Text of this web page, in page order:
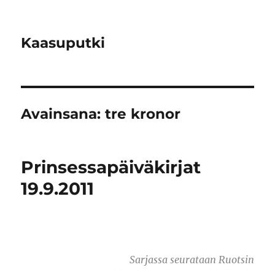
Kaasuputki
Avainsana:tre kronor
Prinsessapäiväkirjat
19.9.2011
Sarjassa seurataan Ruotsin